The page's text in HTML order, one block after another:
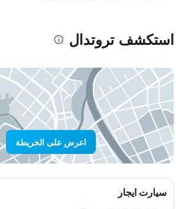
استكشف تروتدال
اعرض على الخريطة
سيارت ايجار